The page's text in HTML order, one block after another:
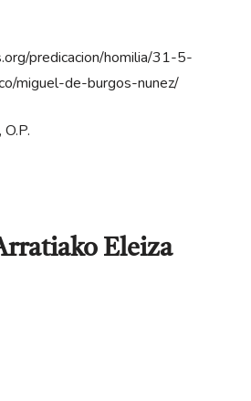
predicacion/homilia/31-5-
miguel-de-burgos-nunez/
Eleiza